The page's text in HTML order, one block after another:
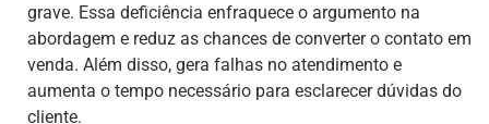
grave. Essa deficiência enfraquece o argumento na
abordagem e reduz as chances de converter o contato em
venda. Além disso, gera falhas no atendimento e
aumenta o tempo necessário para esclarecer dúvidas do
cliente.